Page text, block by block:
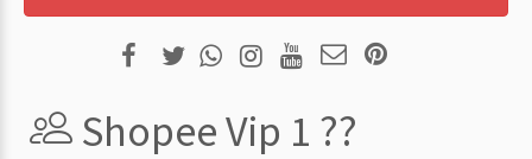
Shopee Vip 1 ??